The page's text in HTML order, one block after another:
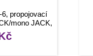
propojovací
mono JACK,